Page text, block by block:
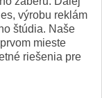
výrobu reklám
štúdia. Naše
mieste
riešenia pre